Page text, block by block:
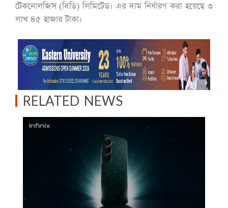
টেকনোলজিস (বিডি) লিমিটেড। এর দাম নির্ধারণ করা হয়েছে ৩
লাখ ৪৫ হাজার টাকা।
RELATED NEWS